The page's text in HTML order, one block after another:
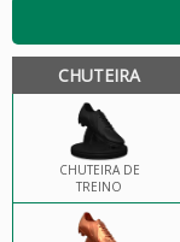
CHUTEIRA
CHUTEIRA DE
TREINO